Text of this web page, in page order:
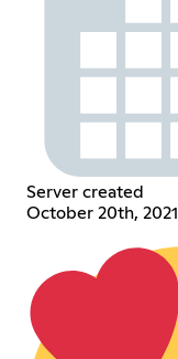
Server created
October 20th, 2021